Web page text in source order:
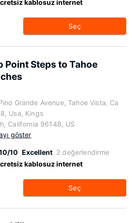
kablosuz internet
Seç
Point Steps to Tahoe
Grande Avenue, Tahoe Vista, Ca
Usa, Kings
California 96148, US
göster
10 Excellent 2 değerlendirme
kablosuz internet
Seç